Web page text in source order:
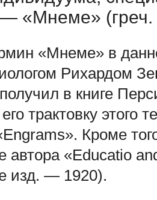
«Мнеме» (греч.
«Мнеме» в
Рихардом
в книге
трактовку этого
Кроме
автора «Educatio
изд. — 1920).